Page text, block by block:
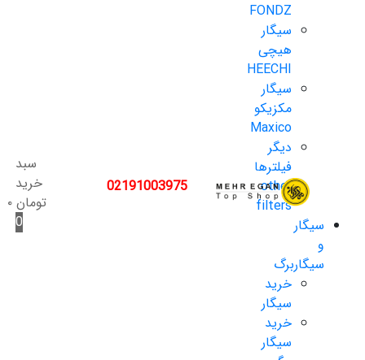
FONDZ
سیگار
هیچی
HEECHI
سیگار
مکزیکو
Maxico
دیگر
فیلترها
other
filters
سیگار
و
سیگاربرگ
خرید
سیگار
خرید
سیگار
02191003975
سبد
خرید
تومان۰
0